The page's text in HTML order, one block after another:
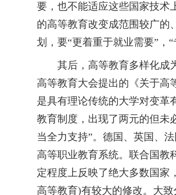
要，也不能适应这些国家技术
的高等教育改变成范围较广的
划，要“更着重于就业需要”，
其后，高等教育多样化成
高等教育大会提出的《关于高
是具有理论传统的大学对变革
教育制度，出现了两元的但
当全力支持”。德国、英国、
高等职业教育系统。联合国教
定程度上反映了绝大多数国家
高等教育)有较大的修改。大致